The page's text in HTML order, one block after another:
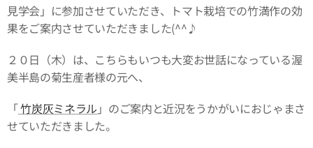
見学会」に参加させていただき、トマト栽培での竹満作の効
果をご案内させていただきました(^^♪
２０日（木）は、こちらもいつも大変お世話になっている渥
美半島の菊生産者様の元へ、
「竹炭灰ミネラル 」のご案内と近況をうかがいにおじゃまさ
せていただきました。